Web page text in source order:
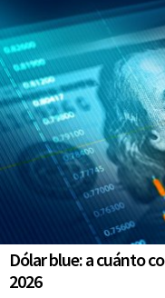
Dólar blue: a cuánto
2026